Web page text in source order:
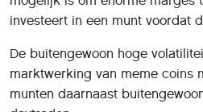
investeert in een munt voordat
De buitengewoon hoge
marktwerking van meme coins
munten daarnaast